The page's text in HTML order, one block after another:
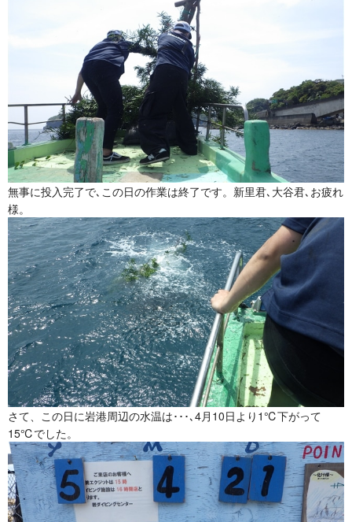
無事に投入完了で､この日の作業は終了です。新里君､大谷君､お疲れ
様。
さて、この日に岩港周辺の水温は･･･､4月10日より1℃下がって
15℃でした。